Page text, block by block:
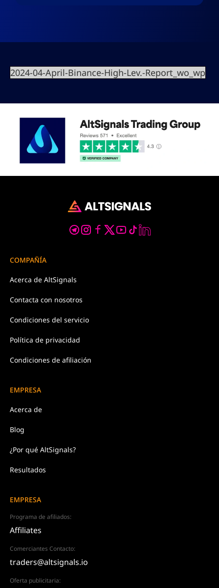
2024-04-April-Binance-High-Lev.-Report_wo_wp
COMPAÑÍA
Acerca de AltSignals
Contacta con nosotros
Condiciones del servicio
Política de privacidad
Condiciones de afiliación
EMPRESA
Acerca de
Blog
¿Por qué AltSignals?
Resultados
EMPRESA
Programa de afiliados:
Affiliates
Comerciantes Contacto:
traders@altsignals.io
Oferta publicitaria: